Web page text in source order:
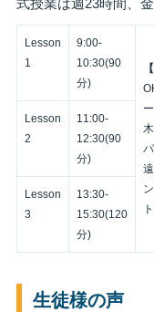
式授業は週23時間、
Lesson
1
9:00-
10:30(90
分)
Lesson
2
11:00-
12:30(90
分)
Lesson
3
13:30-
15:30(120
分)
生徒様の声